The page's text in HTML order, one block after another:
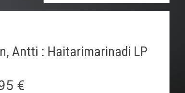
Antti : Haitarimarinadi LP
€